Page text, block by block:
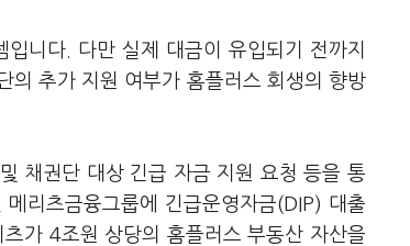
니다. 다만 실제 대금이 유입되기 전까지
의 추가 지원 여부가 홈플러스 회생의 향방
채권단 대상 긴급 자금 지원 요청 등을 통
리츠금융그룹에 긴급운영자금(DIP) 대출
가 4조원 상당의 홈플러스 부동산 자산을